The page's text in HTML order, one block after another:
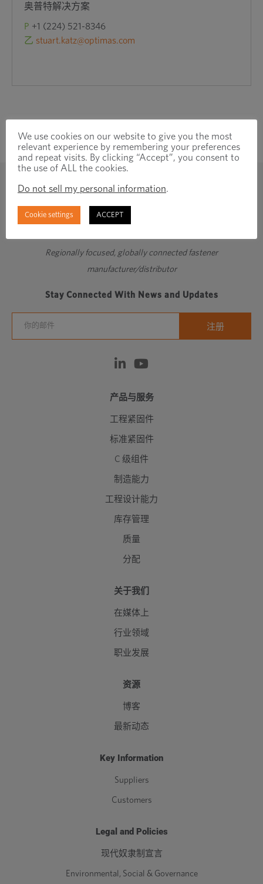
奥普特解决方案
P +1 (224) 521-8346
乙 stuart.katz@optimas.com
Regionally focused, globally connected fastener
manufacturer/distributor
Stay Connected With News and Updates
产品与服务
工程紧固件
标准紧固件
C 级组件
制造能力
工程设计能力
库存管理
质量
分配
关于我们
在媒体上
行业领域
职业发展
资源
博客
最新动态
Key Information
Suppliers
Customers
Legal and Policies
现代奴隶制宣言
Environmental, Social & Governance
We use cookies on our website to give you the most
relevant experience by remembering your preferences
and repeat visits. By clicking “Accept”, you consent to
the use of ALL the cookies.
Do not sell my personal information.
Cookie settings ACCEPT